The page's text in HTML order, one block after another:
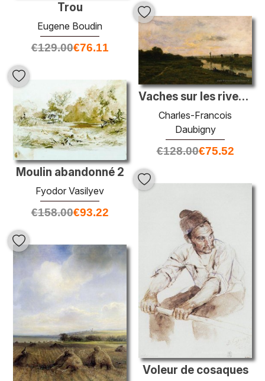
Trou
Eugene Boudin
€129.00€76.11
Vaches sur les rives de la Seine, à des conflits
Charles-Francois
Daubigny
€128.00€75.52
Moulin abandonné 2
Fyodor Vasilyev
€158.00€93.22
Voleur de cosaques